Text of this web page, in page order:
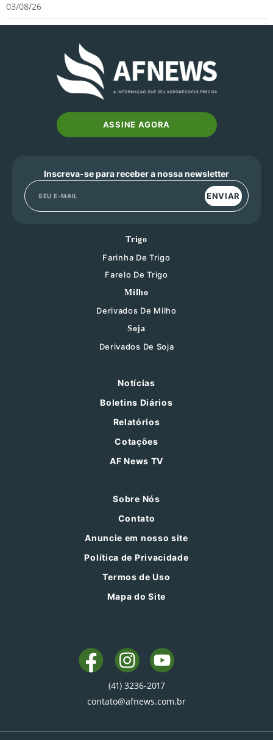
03/08/26
ASSINE AGORA
Inscreva-se para receber a nossa newsletter
ENVIAR
Trigo
Farinha De Trigo
Farelo De Trigo
Milho
Derivados De Milho
Soja
Derivados De Soja
Notícias
Boletins Diários
Relatórios
Cotações
AF News TV
Sobre Nós
Contato
Anuncie em nosso site
Política de Privacidade
Termos de Uso
Mapa do Site
(41) 3236-2017
contato@afnews.com.br